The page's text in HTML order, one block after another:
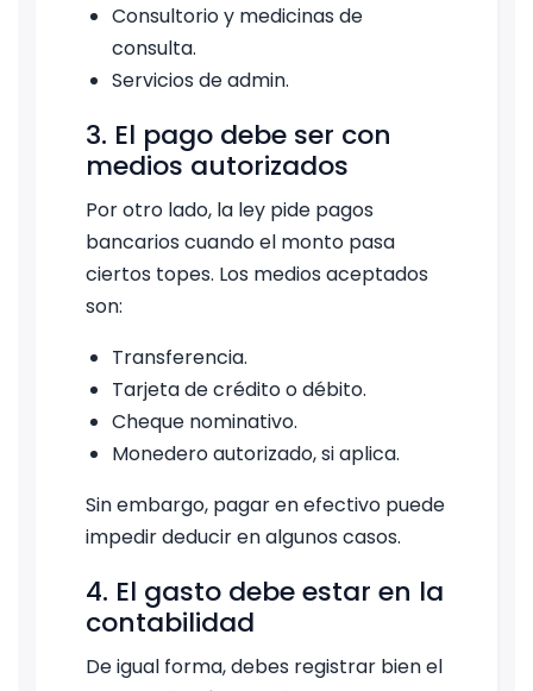
Consultorio y medicinas de
consulta.
Servicios de admin.
3. El pago debe ser con
medios autorizados
Por otro lado, la ley pide pagos
bancarios cuando el monto pasa
ciertos topes. Los medios aceptados
son:
Transferencia.
Tarjeta de crédito o débito.
Cheque nominativo.
Monedero autorizado, si aplica.
Sin embargo, pagar en efectivo puede
impedir deducir en algunos casos.
4. El gasto debe estar en la
contabilidad
De igual forma, debes registrar bien el